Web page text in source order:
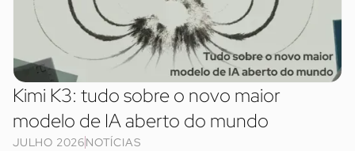
Kimi K3: tudo sobre o novo maior
modelo de IA aberto do mundo
JULHO 2026NOTÍCIAS